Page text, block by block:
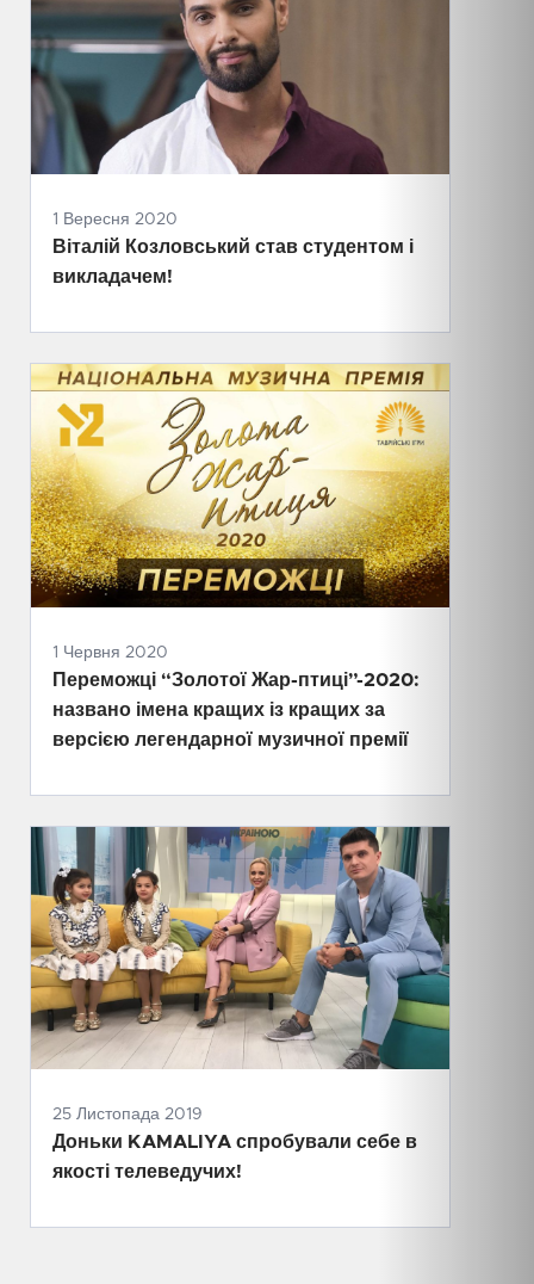
1 Вересня 2020
Віталій Козловський став студентом і
викладачем!
1 Червня 2020
Переможці “Золотої Жар-птиці”-2020:
названо імена кращих із кращих за
версією легендарної музичної премії
25 Листопада 2019
Доньки KAMALIYA спробували себе в
якості телеведучих!